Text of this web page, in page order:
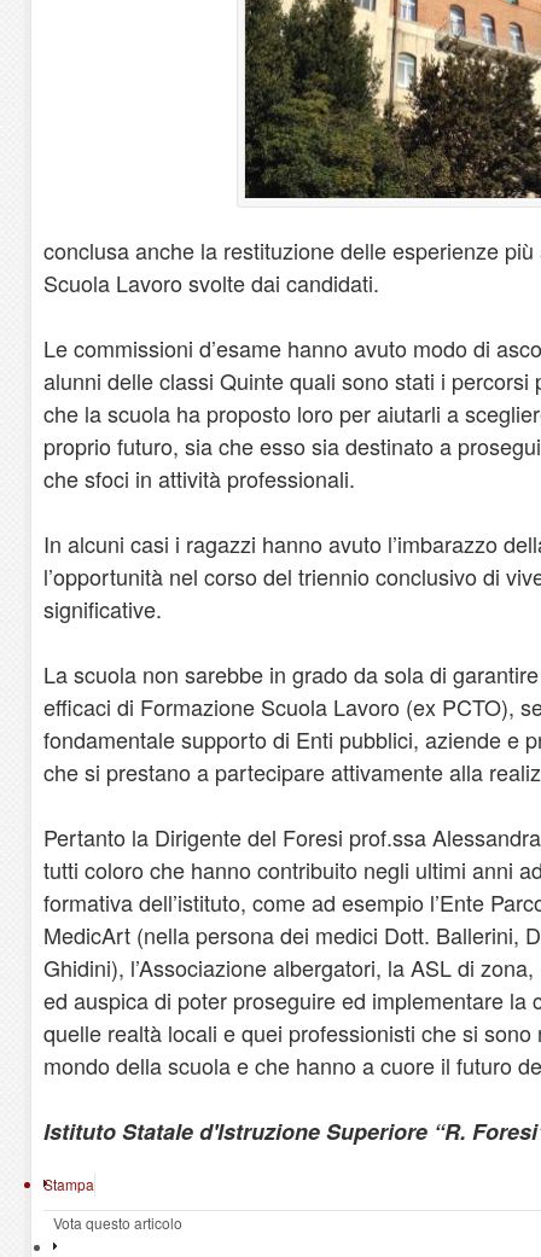
conclusa anche la restituzione delle esperienze
Scuola Lavoro svolte dai candidati.
Le commissioni d’esame hanno avuto modo di
alunni delle classi Quinte quali sono stati i percorsi
che la scuola ha proposto loro per aiutarli a
proprio futuro, sia che esso sia destinato a
che sfoci in attività professionali.
In alcuni casi i ragazzi hanno avuto l’imbarazzo
l’opportunità nel corso del triennio conclusivo di
significative.
La scuola non sarebbe in grado da sola di
efficaci di Formazione Scuola Lavoro (ex PCTO),
fondamentale supporto di Enti pubblici, aziende e
che si prestano a partecipare attivamente alla
Pertanto la Dirigente del Foresi prof.ssa
tutti coloro che hanno contribuito negli ultimi anni
formativa dell’istituto, come ad esempio l’Ente
MedicArt (nella persona dei medici Dott. Ballerini,
Ghidini), l’Associazione albergatori, la ASL di
ed auspica di poter proseguire ed implementare la
quelle realtà locali e quei professionisti che si
mondo della scuola e che hanno a cuore il futuro
Istituto Statale d'Istruzione Superiore “R.
Stampa
Vota questo articolo